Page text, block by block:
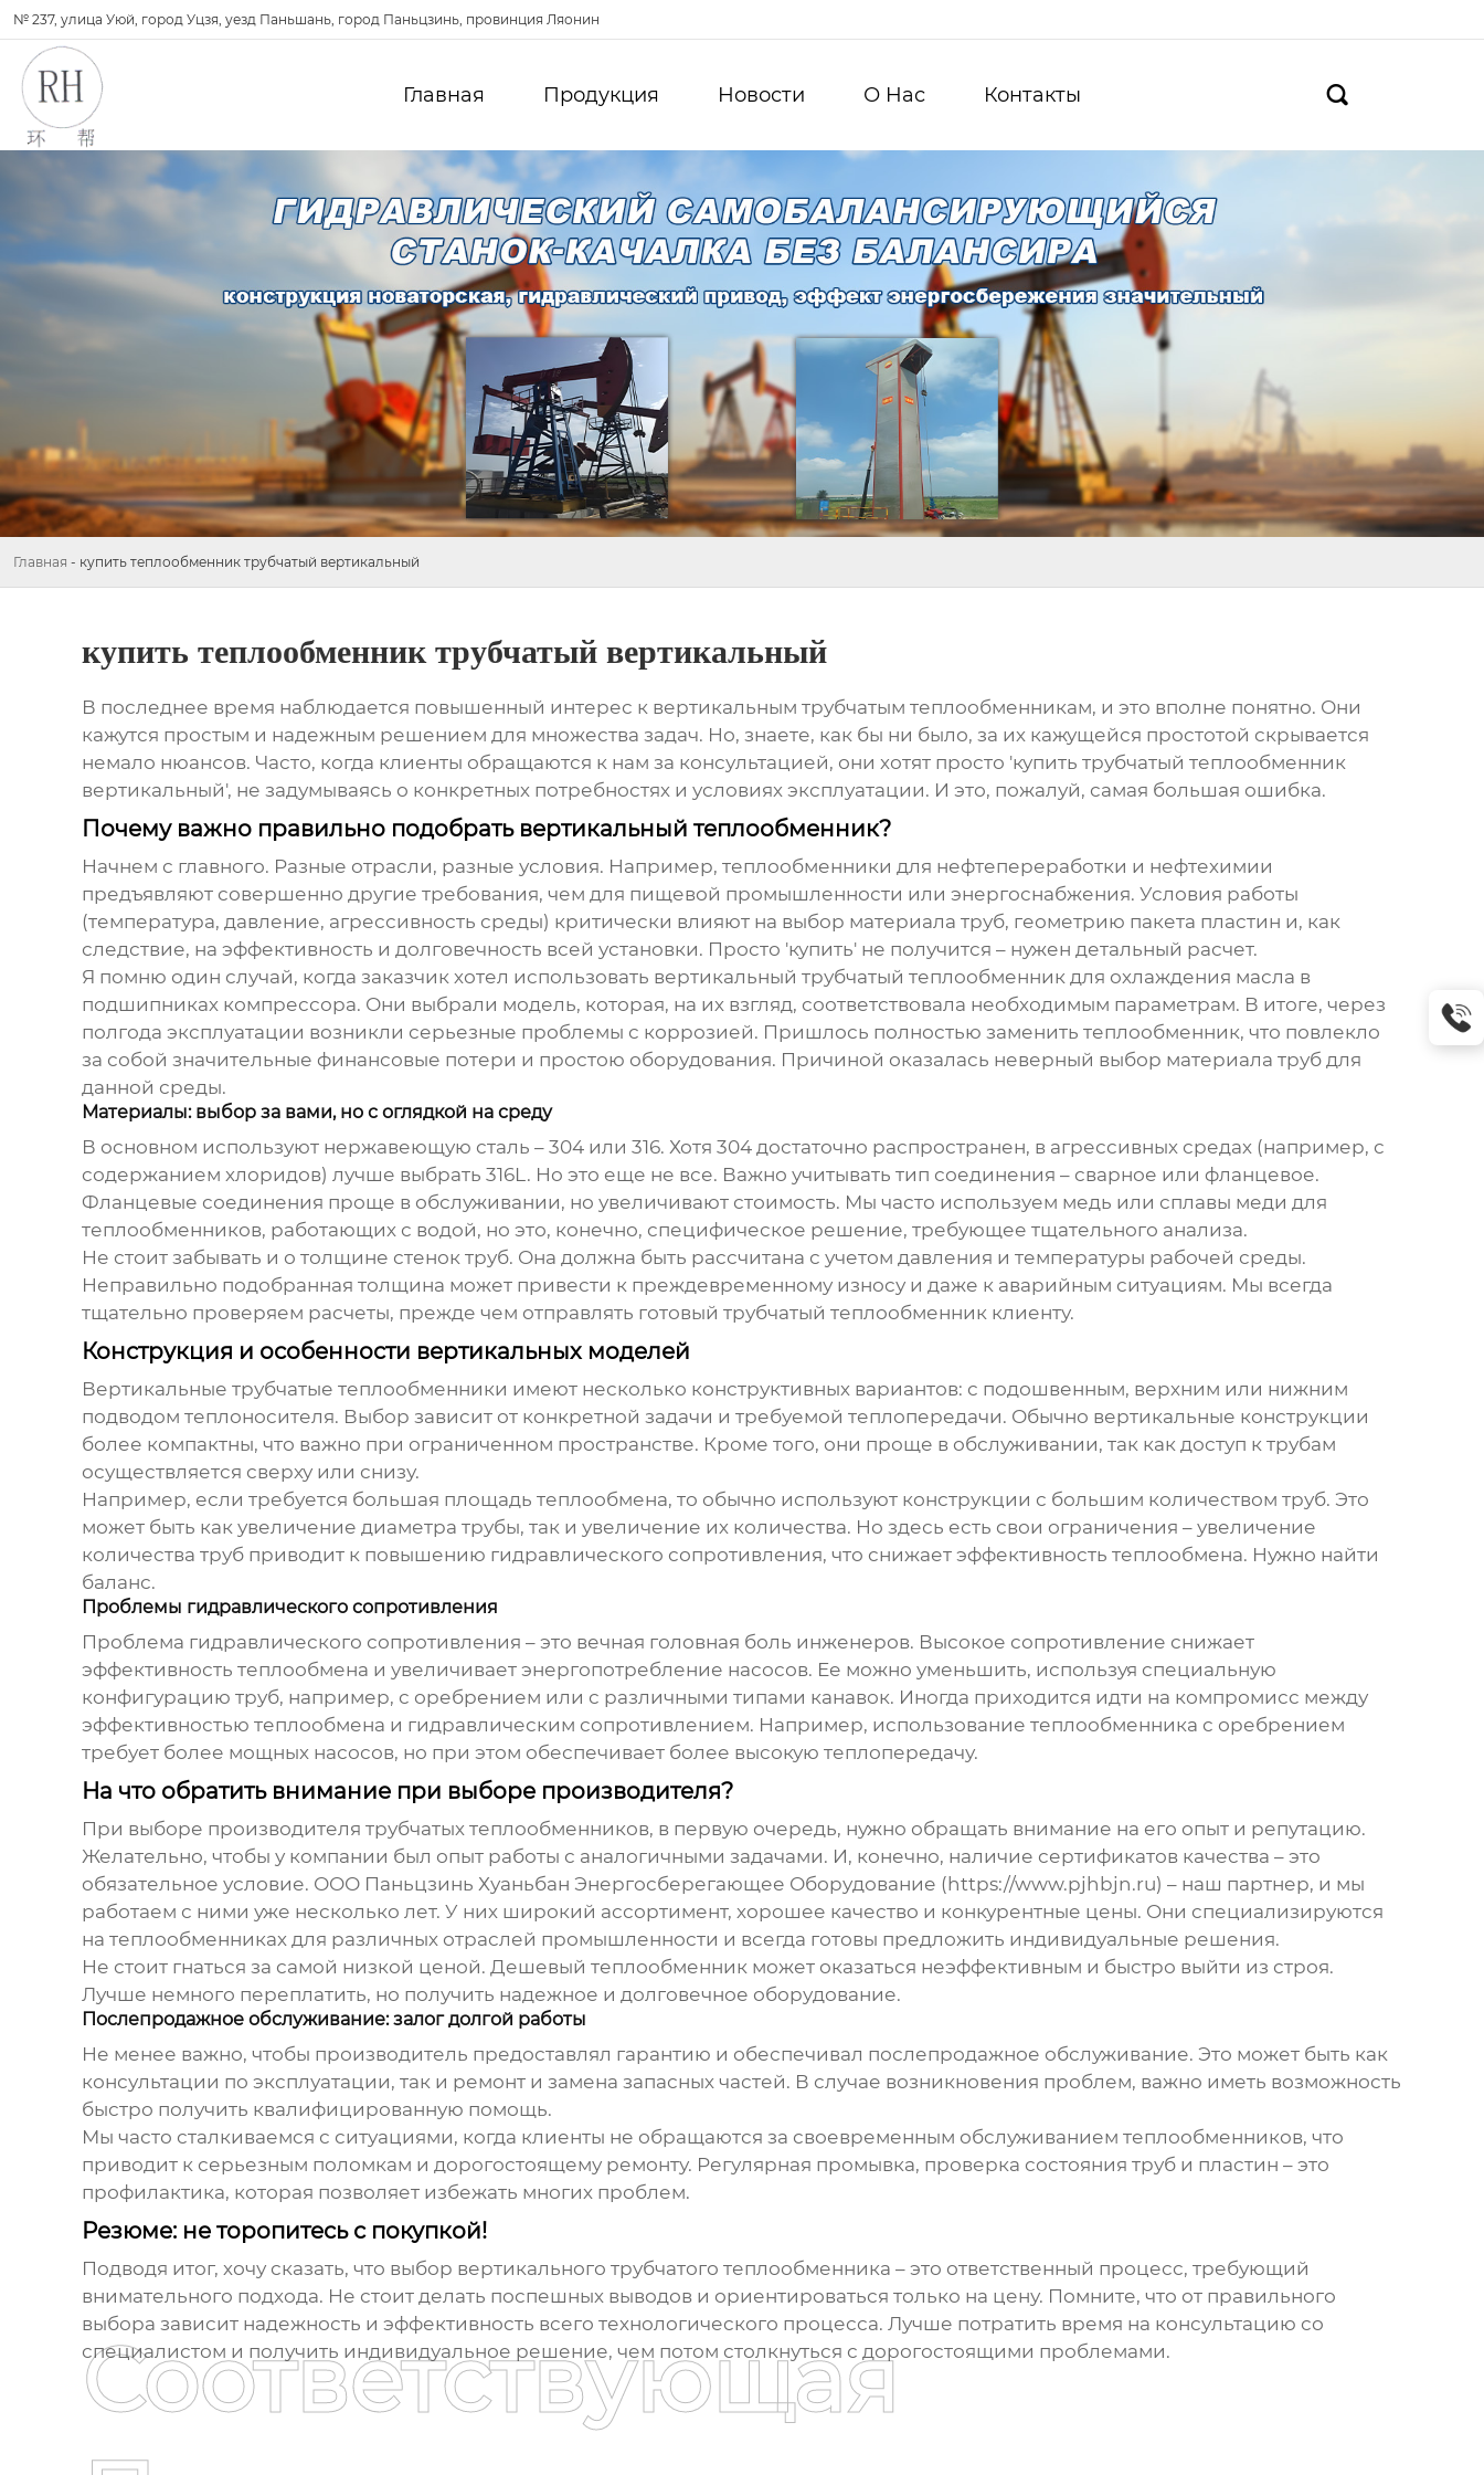
№ 237, улица Уюй, город Уцзя, уезд Паньшань, город Паньцзинь, провинция Ляонин
Главная Продукция Новости О Hас Контакты 
Главная - купить теплообменник трубчатый вертикальный
купить теплообменник трубчатый вертикальный
В последнее время наблюдается повышенный интерес к вертикальным трубчатым теплообменникам, и это вполне понятно. Они
кажутся простым и надежным решением для множества задач. Но, знаете, как бы ни было, за их кажущейся простотой скрывается
немало нюансов. Часто, когда клиенты обращаются к нам за консультацией, они хотят просто 'купить трубчатый теплообменник
вертикальный', не задумываясь о конкретных потребностях и условиях эксплуатации. И это, пожалуй, самая большая ошибка.
Почему важно правильно подобрать вертикальный теплообменник?
Начнем с главного. Разные отрасли, разные условия. Например, теплообменники для нефтепереработки и нефтехимии
предъявляют совершенно другие требования, чем для пищевой промышленности или энергоснабжения. Условия работы
(температура, давление, агрессивность среды) критически влияют на выбор материала труб, геометрию пакета пластин и, как
следствие, на эффективность и долговечность всей установки. Просто 'купить' не получится – нужен детальный расчет.
Я помню один случай, когда заказчик хотел использовать вертикальный трубчатый теплообменникдля охлаждения масла в
подшипниках компрессора. Они выбрали модель, которая, на их взгляд, соответствовала необходимым параметрам. В итоге, через
полгода эксплуатации возникли серьезные проблемы с коррозией. Пришлось полностью заменить теплообменник, что повлекло
за собой значительные финансовые потери и простою оборудования. Причиной оказалась неверный выбор материала труб для
данной среды.
Материалы: выбор за вами, но с оглядкой на среду
В основном используют нержавеющую сталь – 304 или 316. Хотя 304 достаточно распространен, в агрессивных средах (например, с
содержанием хлоридов) лучше выбрать 316L. Но это еще не все. Важно учитывать тип соединения – сварное или фланцевое.
Фланцевые соединения проще в обслуживании, но увеличивают стоимость. Мы часто используем медь или сплавы меди для
теплообменников, работающих с водой, но это, конечно, специфическое решение, требующее тщательного анализа.
Не стоит забывать и о толщине стенок труб. Она должна быть рассчитана с учетом давления и температуры рабочей среды.
Неправильно подобранная толщина может привести к преждевременному износу и даже к аварийным ситуациям. Мы всегда
тщательно проверяем расчеты, прежде чем отправлять готовый трубчатый теплообменникклиенту.
Конструкция и особенности вертикальных моделей
Вертикальные трубчатые теплообменники имеют несколько конструктивных вариантов: с подошвенным, верхним или нижним
подводом теплоносителя. Выбор зависит от конкретной задачи и требуемой теплопередачи. Обычно вертикальные конструкции
более компактны, что важно при ограниченном пространстве. Кроме того, они проще в обслуживании, так как доступ к трубам
осуществляется сверху или снизу.
Например, если требуется большая площадь теплообмена, то обычно используют конструкции с большим количеством труб. Это
может быть как увеличение диаметра трубы, так и увеличение их количества. Но здесь есть свои ограничения – увеличение
количества труб приводит к повышению гидравлического сопротивления, что снижает эффективность теплообмена. Нужно найти
баланс.
Проблемы гидравлического сопротивления
Проблема гидравлического сопротивления – это вечная головная боль инженеров. Высокое сопротивление снижает
эффективность теплообмена и увеличивает энергопотребление насосов. Ее можно уменьшить, используя специальную
конфигурацию труб, например, с оребрением или с различными типами канавок. Иногда приходится идти на компромисс между
эффективностью теплообмена и гидравлическим сопротивлением. Например, использование теплообменника с оребрением
требует более мощных насосов, но при этом обеспечивает более высокую теплопередачу.
На что обратить внимание при выборе производителя?
При выборе производителя трубчатых теплообменников, в первую очередь, нужно обращать внимание на его опыт и репутацию.
Желательно, чтобы у компании был опыт работы с аналогичными задачами. И, конечно, наличие сертификатов качества – это
обязательное условие. ООО Паньцзинь Хуаньбан Энергосберегающее Оборудование (https://www.pjhbjn.ru) – наш партнер, и мы
работаем с ними уже несколько лет. У них широкий ассортимент, хорошее качество и конкурентные цены. Они специализируются
на теплообменникахдля различных отраслей промышленности и всегда готовы предложить индивидуальные решения.
Не стоит гнаться за самой низкой ценой. Дешевый теплообменникможет оказаться неэффективным и быстро выйти из строя.
Лучше немного переплатить, но получить надежное и долговечное оборудование.
Послепродажное обслуживание: залог долгой работы
Не менее важно, чтобы производитель предоставлял гарантию и обеспечивал послепродажное обслуживание. Это может быть как
консультации по эксплуатации, так и ремонт и замена запасных частей. В случае возникновения проблем, важно иметь возможность
быстро получить квалифицированную помощь.
Мы часто сталкиваемся с ситуациями, когда клиенты не обращаются за своевременным обслуживанием теплообменников, что
приводит к серьезным поломкам и дорогостоящему ремонту. Регулярная промывка, проверка состояния труб и пластин – это
профилактика, которая позволяет избежать многих проблем.
Резюме: не торопитесь с покупкой!
Подводя итог, хочу сказать, что выбор вертикального трубчатого теплообменника – это ответственный процесс, требующий
внимательного подхода. Не стоит делать поспешных выводов и ориентироваться только на цену. Помните, что от правильного
выбора зависит надежность и эффективность всего технологического процесса. Лучше потратить время на консультацию со
специалистом и получить индивидуальное решение, чем потом столкнуться с дорогостоящими проблемами.
Соответствующая